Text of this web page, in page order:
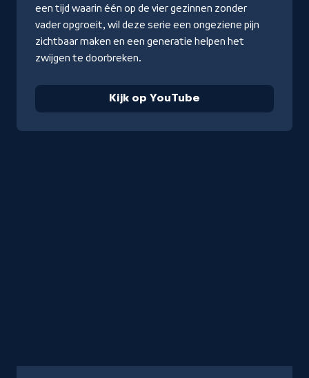
een tijd waarin één op de vier gezinnen zonder
vader opgroeit, wil deze serie een ongeziene pijn
zichtbaar maken en een generatie helpen het
zwijgen te doorbreken.
Kijk op YouTube